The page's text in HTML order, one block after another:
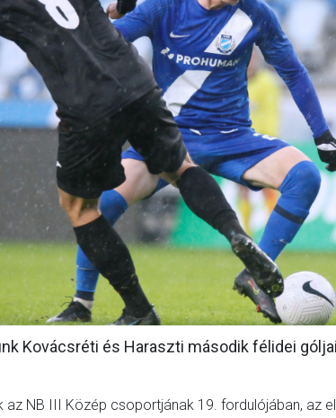
Kovácsréti és Haraszti második félidei
az NB III Közép csoportjának 19. fordulójában, az